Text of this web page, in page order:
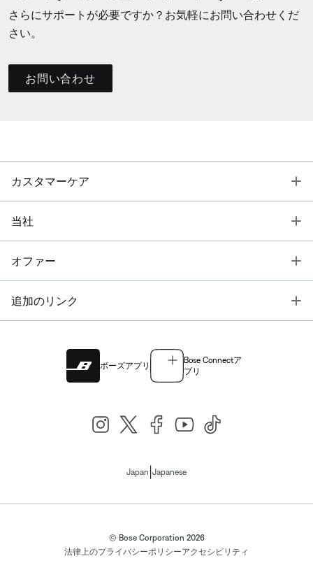
さらにサポートが必要ですか？お気軽にお問い合わせくだ
さい。
お問い合わせ
カスタマーケア
当社
オファー
追加のリンク
ボーズアプリ
Bose Connectア
プリ
Japan Japanese
© Bose Corporation 2026
法律上のプライバシーポリシーアクセシビリティ